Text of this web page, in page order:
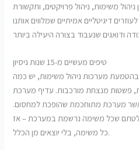
משימות, ניהול פרויקטים, ותקשורת
דיגיטליים אמיתיים שמלווים אותנו
טיפים מעשיים מ-15 שנות ניסיון
בהטמעת מערכות ניהול משימות, יש כמה
פשטות מנצחת מורכבות. עדיף מערכת
מערכת מתוחכמת שהופכת למחסום.
שכל משימה נרשמת במערכת – אז
כל משימה, בלי יוצאים מן הכלל.